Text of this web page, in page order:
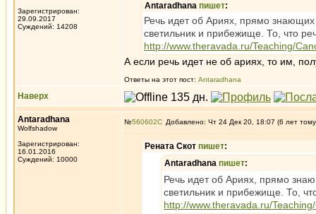
Зарегистрирован:
29.09.2017
Суждений: 14208
Antaradhana пишет:
Речь идет об Ариях, прямо
светильник и прибежище. То, что
http://www.theravada.ru/Teaching/
А если речь идет не об ариях, то им,
Ответы на этот пост: Antaradhana
Наверх
Antaradhana
Wolfshadow
Зарегистрирован:
16.01.2016
Суждений: 10000
№560602 Добавлено: Чт 24 Дек 20, 18:07 (6 лет
Рената Скот пишет:
Antaradhana пишет:
Речь идет об Ариях, прямо
светильник и прибежище. То,
http://www.theravada.ru/